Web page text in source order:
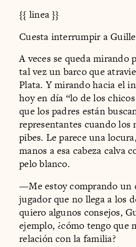
{{ linea }}
Cuesta interrumpir a
A veces se queda mirando
tal vez un barco que
Plata. Y mirando hacia el
hoy en día “lo de los
que los padres están
representantes cuando los
pibes. Le parece una
manos a esa cabeza calva
pelo blanco.
—Me estoy comprando un
jugador que no llega a los
quiero algunos consejos,
ejemplo, ¿cómo tengo que
relación con la familia?